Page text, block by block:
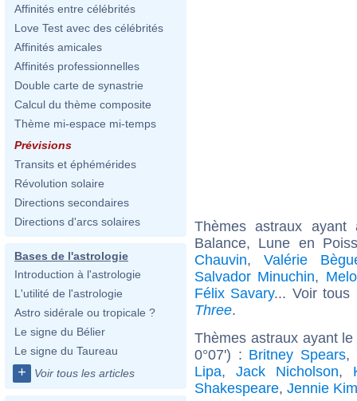
Affinités entre célébrités
Love Test avec des célébrités
Affinités amicales
Affinités professionnelles
Double carte de synastrie
Calcul du thème composite
Thème mi-espace mi-temps
Prévisions
Transits et éphémérides
Révolution solaire
Directions secondaires
Directions d'arcs solaires
Bases de l'astrologie
Introduction à l'astrologie
L'utilité de l'astrologie
Astro sidérale ou tropicale ?
Le signe du Bélier
Le signe du Taureau
+ Voir tous les articles
Thèmes astraux
Balance, Lune en
Chauvin, Valérie
Salvador Minuchin,
Félix Savary... Voir
Three.
Thèmes astraux ayant
0°07') : Britney Spears,
Lipa,Jack Nicholson,
Shakespeare, Jennie Kim